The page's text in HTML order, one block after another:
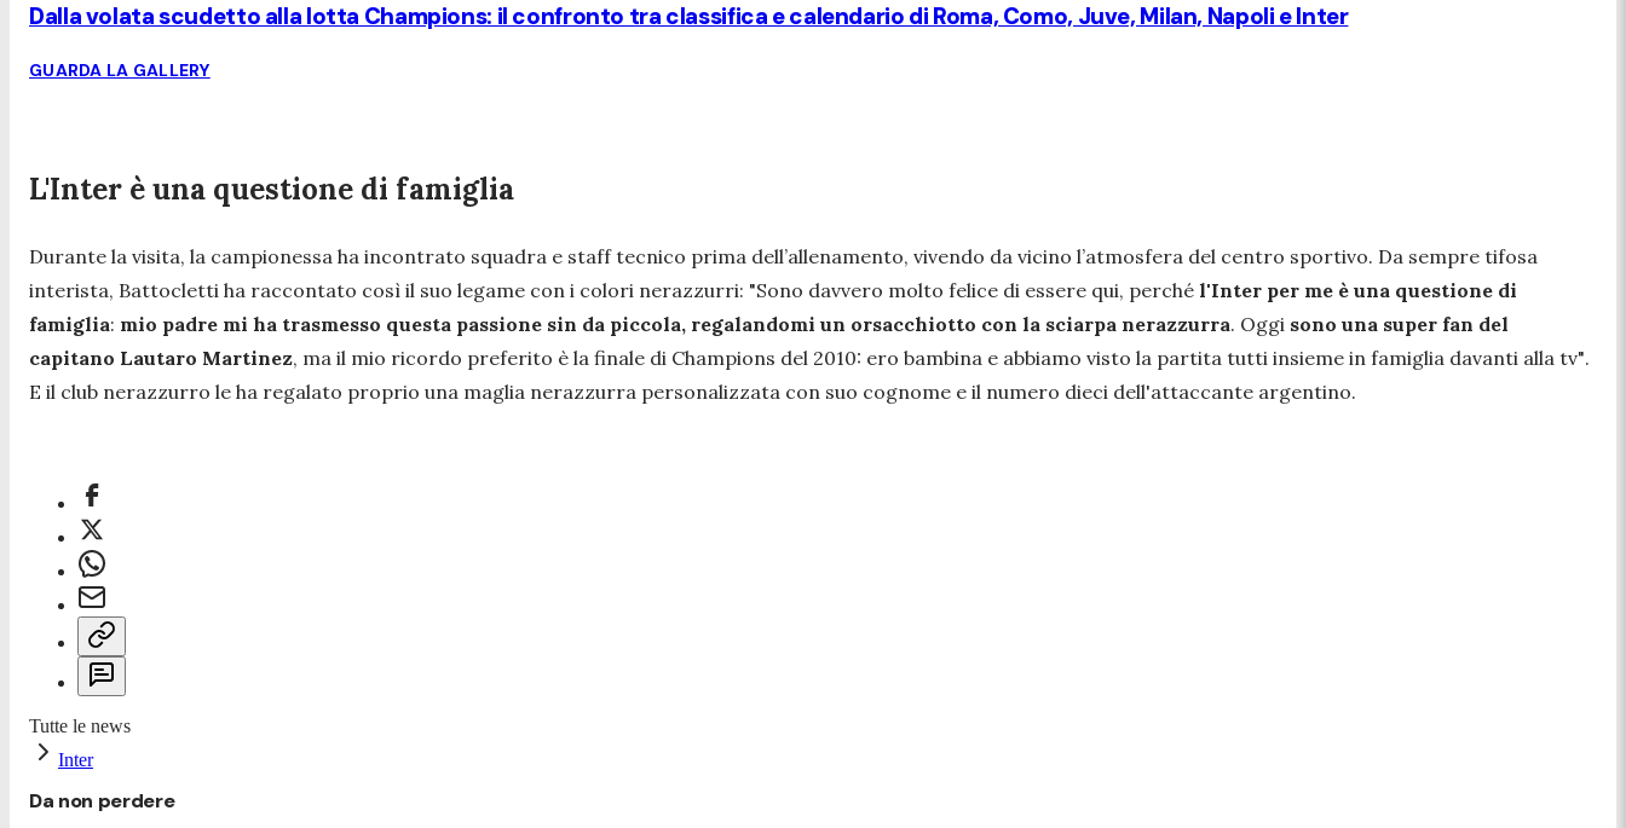
Dalla volata scudetto alla lotta Champions: il confronto tra classifica e calendario di Roma, Como, Juve, Milan, Napoli e Inter
GUARDA LA GALLERY
L'Inter è una questione di famiglia
Durante la visita, la campionessa ha incontrato squadra e staff tecnico prima dell’allenamento, vivendo da vicino l’atmosfera del centro sportivo. Da sempre tifosa
interista, Battocletti ha raccontato così il suo legame con i colori nerazzurri: "Sono davvero molto felice di essere qui, perché l'Inter per me è una questione di
famiglia: mio padre mi ha trasmesso questa passione sin da piccola, regalandomi un orsacchiotto con la sciarpa nerazzurra. Oggi sono una super fan del
capitano Lautaro Martinez, ma il mio ricordo preferito è la finale di Champions del 2010: ero bambina e abbiamo visto la partita tutti insieme in famiglia davanti alla tv".
E il club nerazzurro le ha regalato proprio una maglia nerazzurra personalizzata con suo cognome e il numero dieci dell'attaccante argentino.
Tutte le news
Inter
Da non perdere